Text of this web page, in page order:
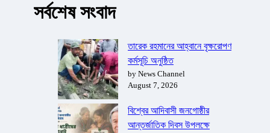
সর্বশেষ সংবাদ
তারেক রহমানের আহ্বানে বৃক্ষরোপণ
কর্মসূচি অনুষ্ঠিত
by News Channel
August 7, 2026
বিশ্বের আদিবাসী জনগোষ্ঠীর
আন্তর্জাতিক দিবস উপলক্ষে